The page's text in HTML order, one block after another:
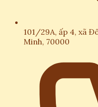
101/29A, ấp 4, xã
Minh, 70000